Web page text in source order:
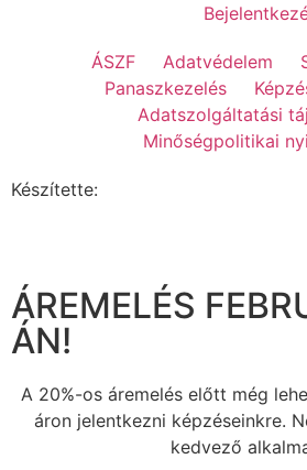
ÁSZF Adatvédelem
Panaszkezelés
Adatszolgáltatási
Minőségpolitikai
Készítette:
ÁREMELÉS
ÁN!
A 20%-os áremelés előtt még
áron jelentkezni képzéseinkre.
kedvező